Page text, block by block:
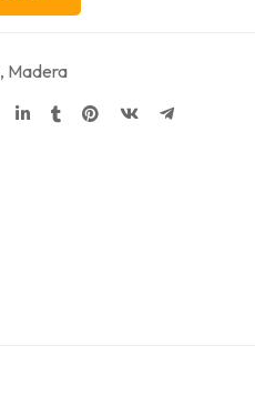
, Madera